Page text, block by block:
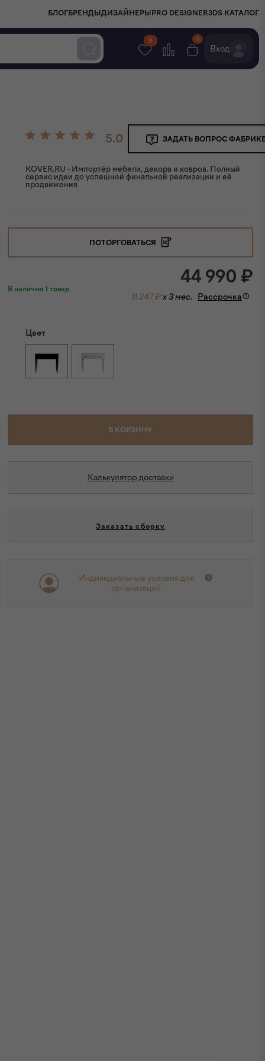
БЛОГ БРЕНДЫ ДИЗАЙНЕРЫ PRO DESIGNER3DS КАТАЛОГ
0 0
Вход
5.0 ЗАДАТЬ ВОПРОС
KOVER.RU - Импортёр мебели, декора и ковров. Полный
сервис идеи до успешной финальной реализации и её
продвижения
ПОТОРГОВАТЬСЯ
В наличии 1 товар
44 990 ₽
11 247 ₽x 3 мес. Рассрочка
Цвет
В КОРЗИНУ
Калькулятор доставки
Заказать сборку
Индивидуальные условия для
организаций